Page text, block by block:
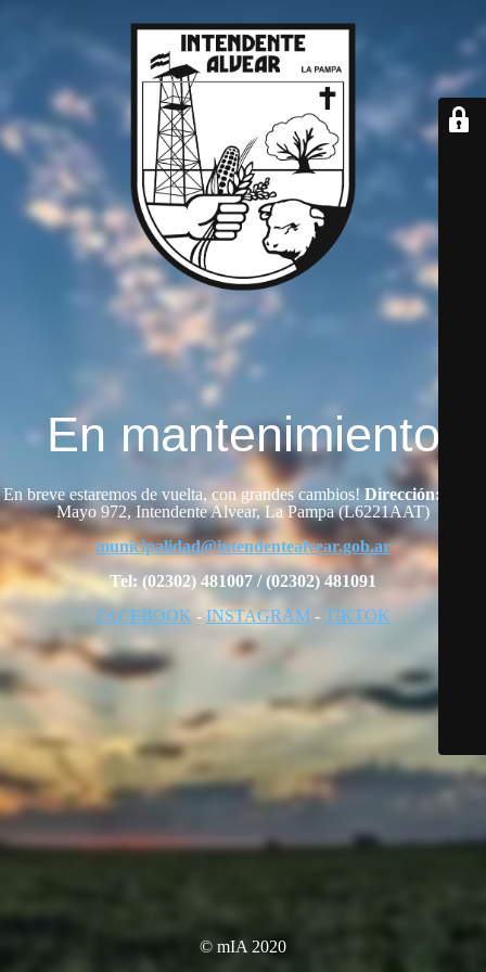
En mantenimiento
En breve estaremos de vuelta, con grandes cambios! Dirección:
Mayo 972, Intendente Alvear, La Pampa (L6221AAT)
municipalidad@intendentealvear.gob.ar
Tel: (02302) 481007 / (02302) 481091
FACEBOOK - INSTAGRAM- TIKTOK
© mIA 2020